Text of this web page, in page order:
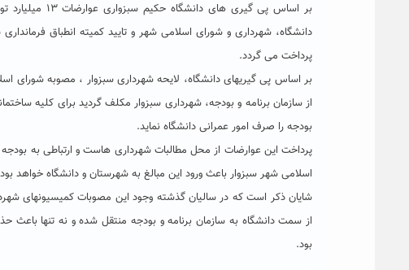
دانشگاه، شهرداری و شورای اسلامی شهر و تایید کمیته انطباق
پرداخت می گردد.
بر اساس پی گیریهای دانشگاه، لایحه شهرداری سبزوار ، مصوبه شورای
بودجه را صرف امور عمرانی دانشگاه نماید.
پرداخت این عوارضات از محل مطالبات شهرداری هاست و ارتباطی به
اسلامی شهر سبزوار باعث ورود این مبالغ به شهرستان و دانشگاه خواهد
شایان ذکر است که در سالیان گذشته وجود این مصوبات کمیسیونهای
بود.